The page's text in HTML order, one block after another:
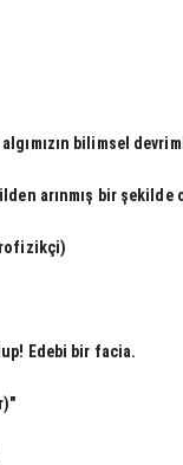
bilimsel
arınmış bir şekilde
Edebi bir facia.